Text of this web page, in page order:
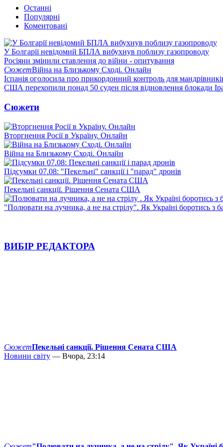
Останні
Популярні
Коментовані
У Болгарії невідомий БПЛА вибухнув поблизу газопроводу
Росіяни змінили ставлення до війни - опитування
СюжетВійна на Близькому Сході. Онлайн
Іспанія оголосила про прикордонний контроль для мандрівників
США перехопили понад 50 суден після відновлення блокади
Сюжети
Вторгнення Росії в Україну. Онлайн
Війна на Близькому Сході. Онлайн
Підсумки 07.08: "Пекельні" санкції і "парад" дронів
Пекельні санкції. Рішення Сената США
"Полювати на лучника, а не на стрілу". Як Україні боротись з
ВИБІР РЕДАКТОРА
СюжетПекельні санкції. Рішення Сената США
Новини світу — Вчора, 23:14